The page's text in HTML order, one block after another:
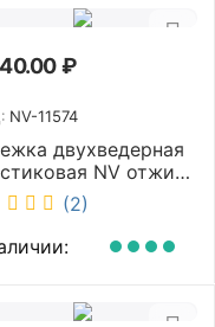
₽
NV-11574
двухведерная
NV отжим
NV-11574
(2)